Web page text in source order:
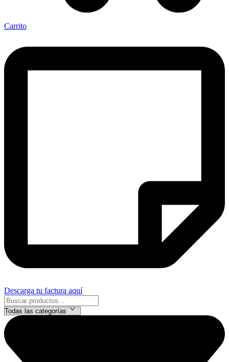
Carrito
Descarga tu factura aquí